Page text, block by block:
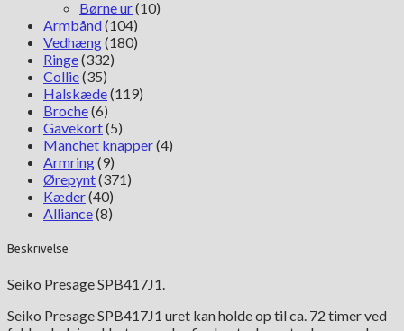
Børne ur(10)
Armbånd(104)
Vedhæng(180)
Ringe(332)
Collie(35)
Halskæde(119)
Broche(6)
Gavekort(5)
Manchet knapper(4)
Armring(9)
Ørepynt(371)
Kæder(40)
Alliance(8)
Beskrivelse
Seiko Presage SPB417J1.
Seiko Presage SPB417J1 uret kan holde op til ca. 72 timer ved